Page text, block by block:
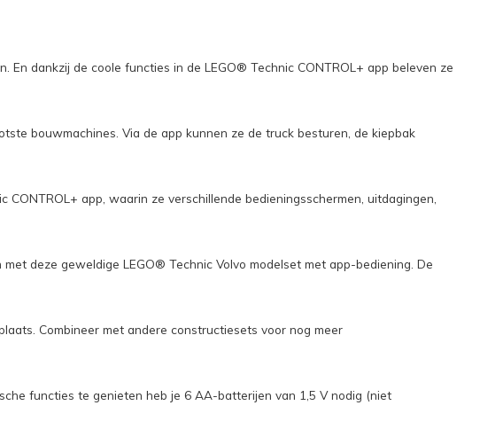
dankzij de coole functies in de LEGO® Technic CONTROL+ app beleven ze
bouwmachines. Via de app kunnen ze de truck besturen, de kiepbak
app, waarin ze verschillende bedieningsschermen, uitdagingen,
deze geweldige LEGO® Technic Volvo modelset met app-bediening. De
Combineer met andere constructiesets voor nog meer
functies te genieten heb je 6 AA-batterijen van 1,5 V nodig (niet